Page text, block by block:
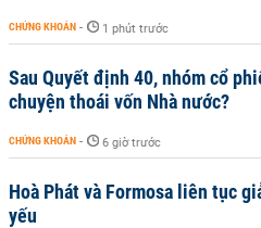
CHỨNG KHOÁN - 1 phút trước
Sau Quyết định 40, nhóm cổ
chuyện thoái vốn Nhà nước?
CHỨNG KHOÁN - 6 giờ trước
Hoà Phát và Formosa liên tục
yếu